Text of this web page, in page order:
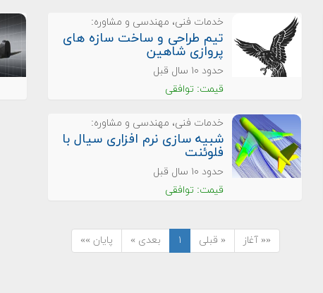
خدمات فنی، مهندسی و مشاوره:
تيم طراحى و ساخت سازه هاى
پروازى شاهين
حدود ۱۰ سال قبل
قیمت: توافقی
خدمات فنی، مهندسی و مشاوره:
شبیه سازی نرم افزاری سیال با
فلوئنت
حدود ۱۰ سال قبل
قیمت: توافقی
«« آغاز « قبلی ۱ بعدی » پایان »»